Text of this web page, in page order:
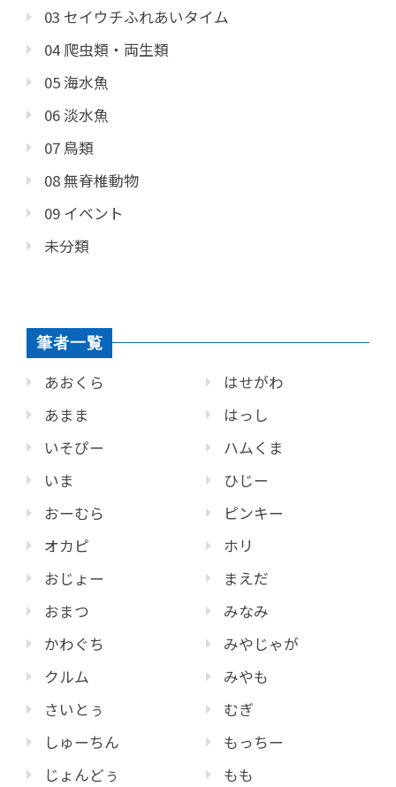
03 セイウチふれあいタイム
04 爬虫類・両生類
05 海水魚
06 淡水魚
07 鳥類
08 無脊椎動物
09 イベント
未分類
筆者一覧
あおくら
あまま
いそぴー
いま
おーむら
オカピ
おじょー
おまつ
かわぐち
クルム
さいとぅ
しゅーちん
じょんどぅ
はせがわ
はっし
ハムくま
ひじー
ピンキー
ホリ
まえだ
みなみ
みやじゃが
みやも
むぎ
もっちー
もも